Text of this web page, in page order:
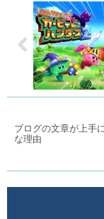
ブログの文章が上手
な理由